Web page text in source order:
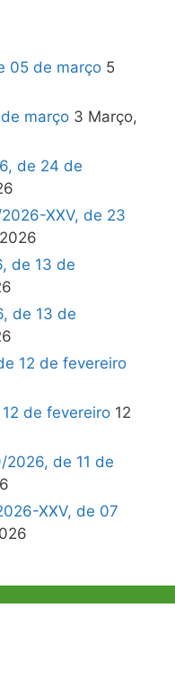
05 de março 5
março 3 Março,
de 24 de
XXV, de 23
de 13 de
de 13 de
12 de fevereiro
de fevereiro 12
de 11 de
XXV, de 07